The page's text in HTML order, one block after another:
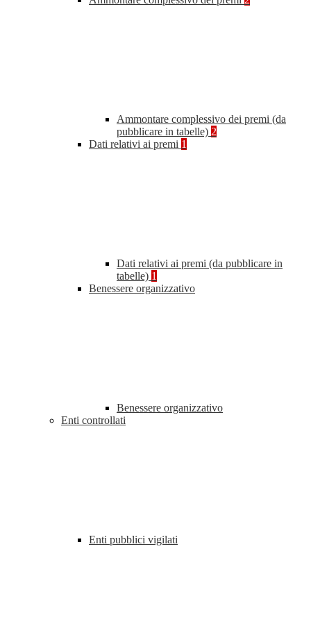
Ammontare complessivo dei premi (da
pubblicare in tabelle) 2
Dati relativi ai premi 1
Dati relativi ai premi (da pubblicare in
tabelle) 1
Benessere organizzativo
Benessere organizzativo
Enti controllati
Enti pubblici vigilati